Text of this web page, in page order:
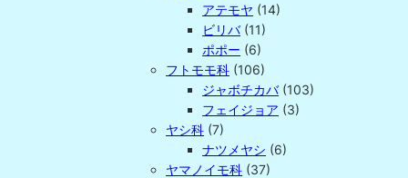
アテモヤ (14)
ビリバ(11)
ポポー (6)
フトモモ科 (106)
ジャボチカバ(103)
フェイジョア (3)
ヤシ科 (7)
ナツメヤシ (6)
ヤマノイモ科 (37)